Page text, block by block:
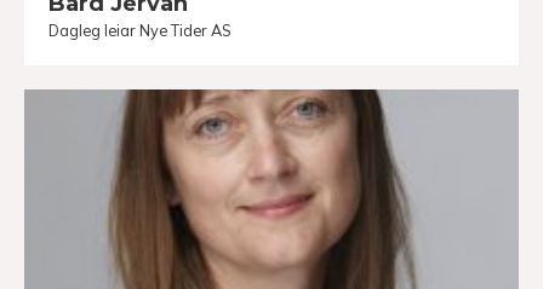
Dagleg leiar Nye Tider AS